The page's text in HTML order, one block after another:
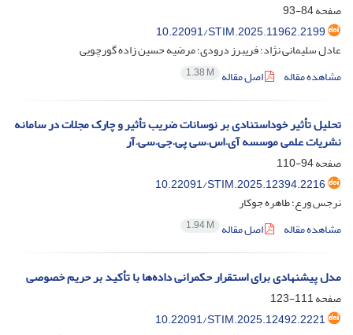
صفحه84-93
10.22091/STIM.2025.11962.2199
عادل سلیمانی نژاد؛ فریبرز درودی؛ مرضیه حسین زاده گورچویی
مشاهده مقاله
اصل مقاله 1.38 M
تحلیل تأثیر خوداستنادی بر نوسانات ضریب تأثیر و چارک مجلات در سامانه
نشریات علمی موسسه آی.اس.سی پی.جی.سی.آر
صفحه94-110
10.22091/STIM.2025.12394.2216
نرجس ورع؛ طاهره جوکار
مشاهده مقاله
اصل مقاله 1.94 M
مدل پیشنهادی برای استقرار حکمرانی داده‌ها با تأکید بر حریم خصوصی
صفحه111-123
10.22091/STIM.2025.12492.2221